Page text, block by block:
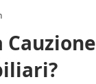
Cauzione